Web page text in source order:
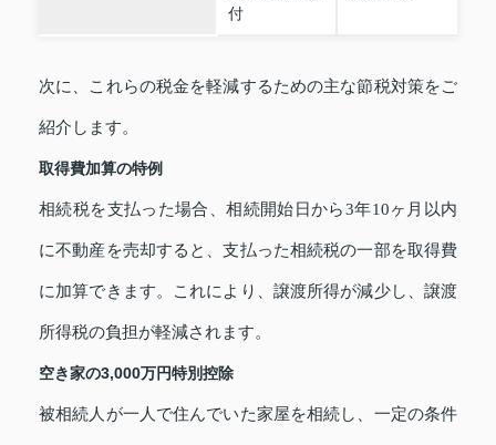
付
次に、これらの税金を軽減するための主な節税対策をご
紹介します。
取得費加算の特例
相続税を支払った場合、相続開始日から3年10ヶ月以内
に不動産を売却すると、支払った相続税の一部を取得費
に加算できます。これにより、譲渡所得が減少し、譲渡
所得税の負担が軽減されます。
空き家の3,000万円特別控除
被相続人が一人で住んでいた家屋を相続し、一定の条件